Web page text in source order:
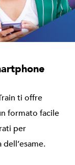
ti offre
formato facile
per